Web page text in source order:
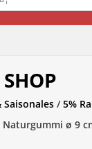
SHOP
Saisonales /5%
ø 9